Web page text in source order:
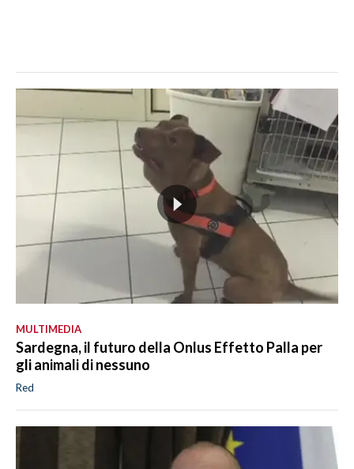
MULTIMEDIA
Sardegna, il futuro della Onlus Effetto Palla per
gli animali di nessuno
Red